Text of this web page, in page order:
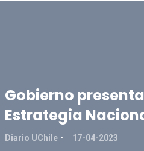
Gobierno
Estrategia
Diario UChile 17-04-2023